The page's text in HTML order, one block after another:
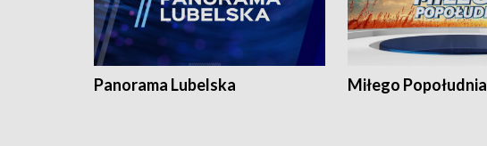
Panorama Lubelska Miłego Popołudnia